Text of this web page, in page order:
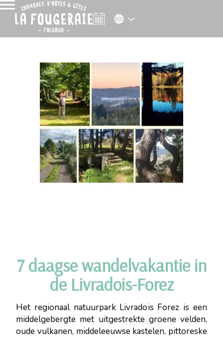
7 daagse wandelvakantie in
de Livradois-Forez
Het regionaal natuurpark Livradois Forez is een
middelgebergte met uitgestrekte groene velden,
oude vulkanen, middeleeuwse kastelen, pittoreske